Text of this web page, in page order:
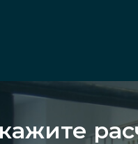
— оно
стекла в
долго,